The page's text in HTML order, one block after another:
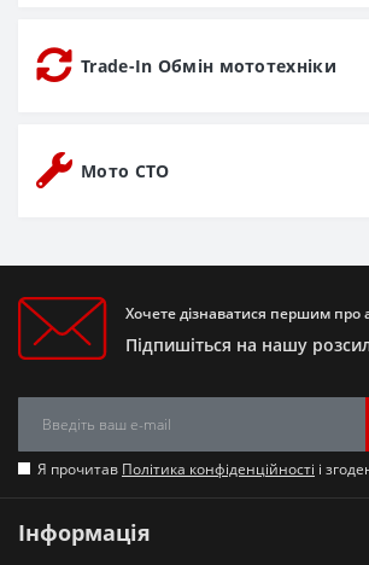
Trade-In Обмін мототехніки
Мото СТО
Хочете дізнаватися першим про
Підпишіться на нашу
Я прочитав Політика конфіденційності і
Інформація